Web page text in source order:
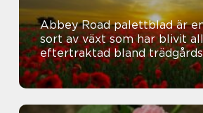
Abbey Road palettblad är
sort av växt som har blivit
eftertraktad bland